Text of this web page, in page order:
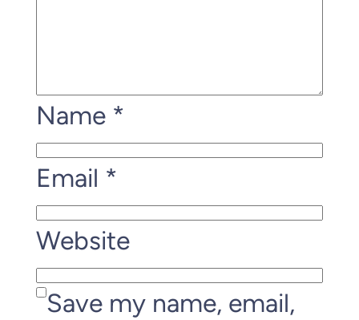
Name *
Email *
Website
Save my name, email,